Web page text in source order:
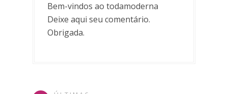
Bem-vindos ao todamoderna
Deixe aqui seu comentário.
Obrigada.